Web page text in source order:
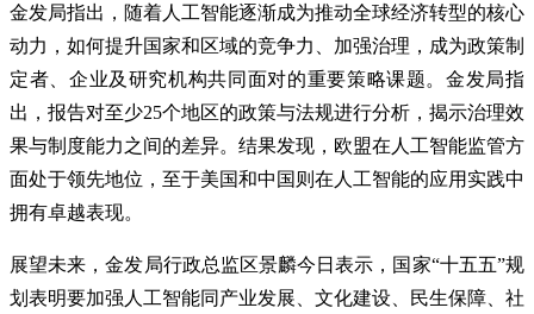
金发局指出，随着人工智能逐渐成为推动全球经济转型的核心
动力，如何提升国家和区域的竞争力、加强治理，成为政策制
定者、企业及研究机构共同面对的重要策略课题。金发局指
出，报告对至少25个地区的政策与法规进行分析，揭示治理效
果与制度能力之间的差异。结果发现，欧盟在人工智能监管方
面处于领先地位，至于美国和中国则在人工智能的应用实践中
拥有卓越表现。
展望未来，金发局行政总监区景麟今日表示，国家“十五五”规
划表明要加强人工智能同产业发展、文化建设、民生保障、社